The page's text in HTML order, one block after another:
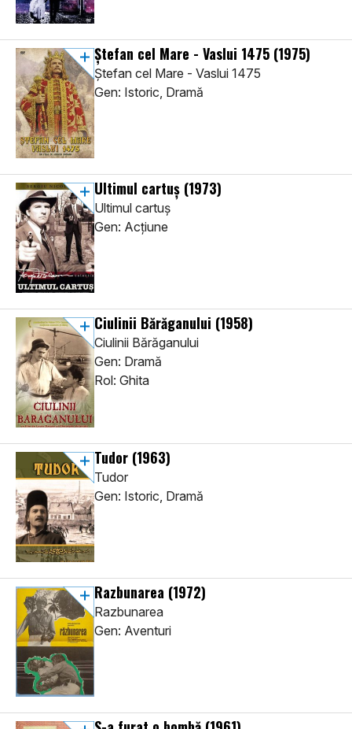
Ștefan cel Mare - Vaslui 1475 (1975)
Ștefan cel Mare - Vaslui 1475
Gen: Istoric, Dramă
Ultimul cartuș (1973)
Ultimul cartuș
Gen: Acţiune
Ciulinii Bărăganului (1958)
Ciulinii Bărăganului
Gen: Dramă
Rol: Ghita
Tudor (1963)
Tudor
Gen: Istoric, Dramă
Razbunarea (1972)
Razbunarea
Gen: Aventuri